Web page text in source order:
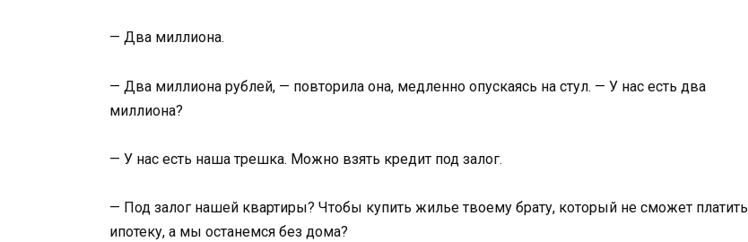
— Два миллиона.
— Два миллиона рублей, — повторила она, медленно опускаясь на стул. — У нас есть два
миллиона?
— У нас есть наша трешка. Можно взять кредит под залог.
— Под залог нашей квартиры? Чтобы купить жилье твоему брату, который не сможет платить
ипотеку, а мы останемся без дома?